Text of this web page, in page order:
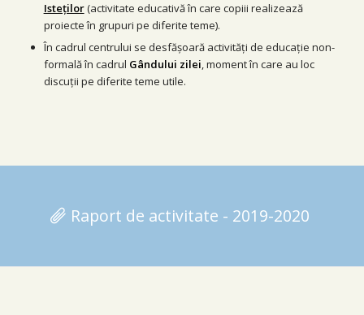
Isteților(activitate educativă în care copiii realizează
proiecte în grupuri pe diferite teme).
În cadrul centrului se desfășoară activități de educație non-
formală în cadrul Gândului zilei, moment în care au loc
discuţii pe diferite teme utile.
Raport de activitate - 2019-2020